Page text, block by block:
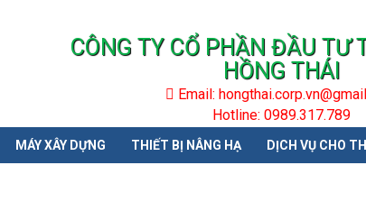
CÔNG TY CỔ PHẦN ĐẦU TƯ
HỒNG THÁI
Email:
Hotline: 0989.317.789
MÁY XÂY DỰNG THIẾT BỊ NÂNG HẠ DỊCH VỤ CHO